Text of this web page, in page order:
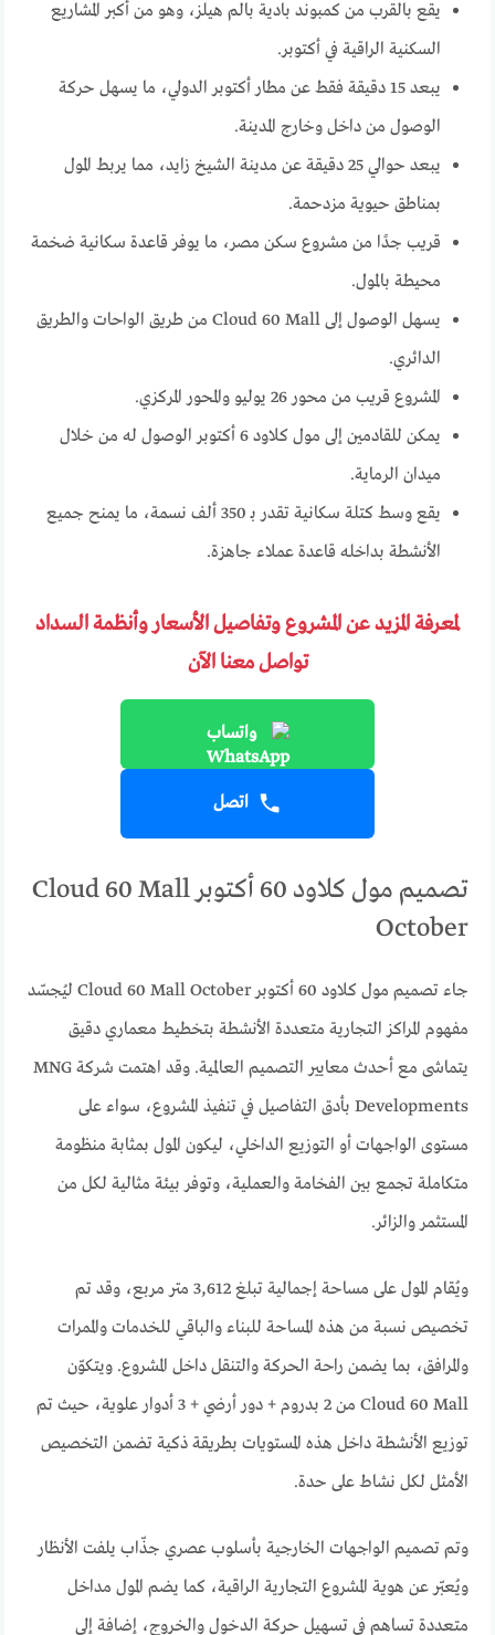
يقع بالقرب من كمبوند بادية بالم هيلز، وهو من أكبر المشاريع
السكنية الراقية في أكتوبر.
يبعد 15 دقيقة فقط عن مطار أكتوبر الدولي، ما يسهل حركة
الوصول من داخل وخارج المدينة.
يبعد حوالي 25 دقيقة عن مدينة الشيخ زايد، مما يربط المول
بمناطق حيوية مزدحمة.
قريب جدًا من مشروع سكن مصر، ما يوفر قاعدة سكانية ضخمة
محيطة بالمول.
يسهل الوصول إلى Cloud 60 Mall من طريق الواحات والطريق
الدائري.
المشروع قريب من محور 26 يوليو والمحور المركزي.
يمكن للقادمين إلى مول كلاود 6 أكتوبر الوصول له من خلال
ميدان الرماية.
يقع وسط كتلة سكانية تقدر بـ 350 ألف نسمة، ما يمنح جميع
الأنشطة بداخله قاعدة عملاء جاهزة.
لمعرفة المزيد عن المشروع وتفاصيل الأسعار وأنظمة السداد
تواصل معنا الآن
واتساب
اتصل
تصميم مول كلاود 60 أكتوبر Cloud 60 Mall
October
جاء تصميم مول كلاود 60 أكتوبر Cloud 60 Mall October ليُجسّد
مفهوم المراكز التجارية متعددة الأنشطة بتخطيط معماري دقيق
يتماشى مع أحدث معايير التصميم العالمية. وقد اهتمت شركة MNG
Developments بأدق التفاصيل في تنفيذ المشروع، سواء على
مستوى الواجهات أو التوزيع الداخلي، ليكون المول بمثابة منظومة
متكاملة تجمع بين الفخامة والعملية، وتوفر بيئة مثالية لكل من
المستثمر والزائر.
ويُقام المول على مساحة إجمالية تبلغ 3,612 متر مربع، وقد تم
تخصيص نسبة من هذه المساحة للبناء والباقي للخدمات والممرات
والمرافق، بما يضمن راحة الحركة والتنقل داخل المشروع. ويتكوّن
Cloud 60 Mall من 2 بدروم + دور أرضي + 3 أدوار علوية، حيث تم
توزيع الأنشطة داخل هذه المستويات بطريقة ذكية تضمن التخصيص
الأمثل لكل نشاط على حدة.
وتم تصميم الواجهات الخارجية بأسلوب عصري جذّاب يلفت الأنظار
ويُعبّر عن هوية المشروع التجارية الراقية، كما يضم المول مداخل
متعددة تساهم في تسهيل حركة الدخول والخروج، إضافة إلى